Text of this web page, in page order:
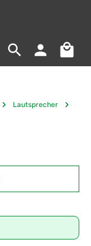
Lautsprecher